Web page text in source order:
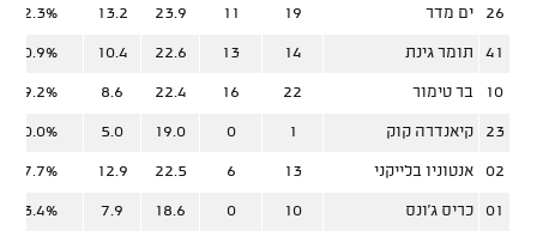
26 ים מדר 19
11
23.9
13.2
52.3%
41 תומר גינת 14
13
22.6
10.4
60.9%
10 בר טימור 22
16
22.4
8.6
59.2%
23 קיאנדרה קוק 1
0
19.0
5.0
40.0%
02 אנטוניו בלייקני 13
6
22.5
12.9
37.7%
01 כריס ג'ונס 10
0
18.6
7.9
63.4%